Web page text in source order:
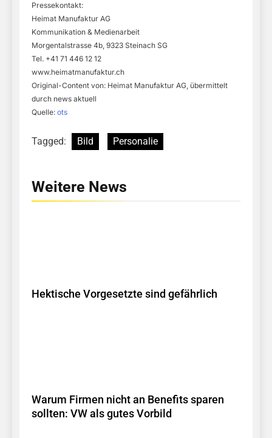
Pressekontakt:
Heimat Manufaktur AG
Kommunikation & Medienarbeit
Morgentalstrasse 4b, 9323 Steinach SG
Tel. +41 71 446 12 12
www.heimatmanufaktur.ch
Original-Content von: Heimat Manufaktur AG, übermittelt
durch news aktuell
Quelle: ots
Tagged: Bild Personalie
Weitere News
Hektische Vorgesetzte sind gefährlich
Warum Firmen nicht an Benefits sparen
sollten: VW als gutes Vorbild